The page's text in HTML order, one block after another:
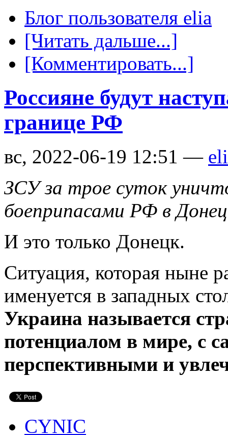
Блог пользователя elia
[Читать дальше...]
[Комментировать...]
Россияне будут
границе РФ
вс, 2022-06-19 12:51 —
ЗСУ за трое суток
боеприпасами РФ в
И это только Донецк.
Ситуация, которая ныне
именуется в западных
Украина называется
потенциалом в мире, с
перспективными и
CYNIC